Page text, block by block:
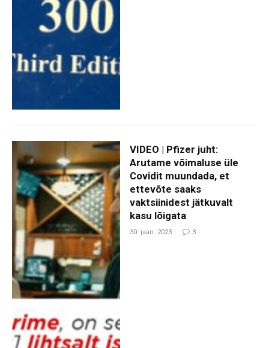
VIDEO | Pfizer juht:
Arutame võimaluse üle
Covidit muundada, et
ettevõte saaks
vaktsiinidest jätkuvalt
kasu lõigata
30. jaan. 2023 3